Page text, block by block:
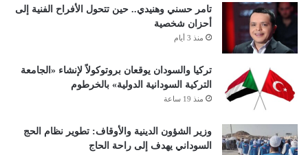
تامر حسني وهنيدي.. حين تتحول الأفراح الفنية إلى
أحزان شخصية
منذ 3 أيام
تركيا والسودان يوقعان بروتوكولاً لإنشاء «الجامعة
التركية السودانية الدولية» بالخرطوم
منذ 19 ساعة
وزير الشؤون الدينية والأوقاف: تطوير نظام الحج
السوداني يهدف إلى راحة الحاج